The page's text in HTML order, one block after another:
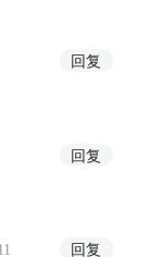
回复
回复
回复